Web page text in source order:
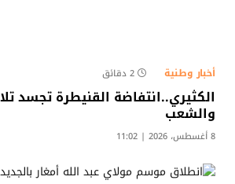
أخبار وطنية 2 دقائق
الكثيري..انتفاضة القنيطرة تجسد
والشعب
8 أغسطس، 2026 | 11:02